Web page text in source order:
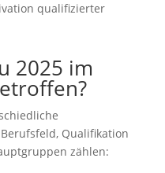
qualifizierter
2025 im
Qualifikation
zählen: